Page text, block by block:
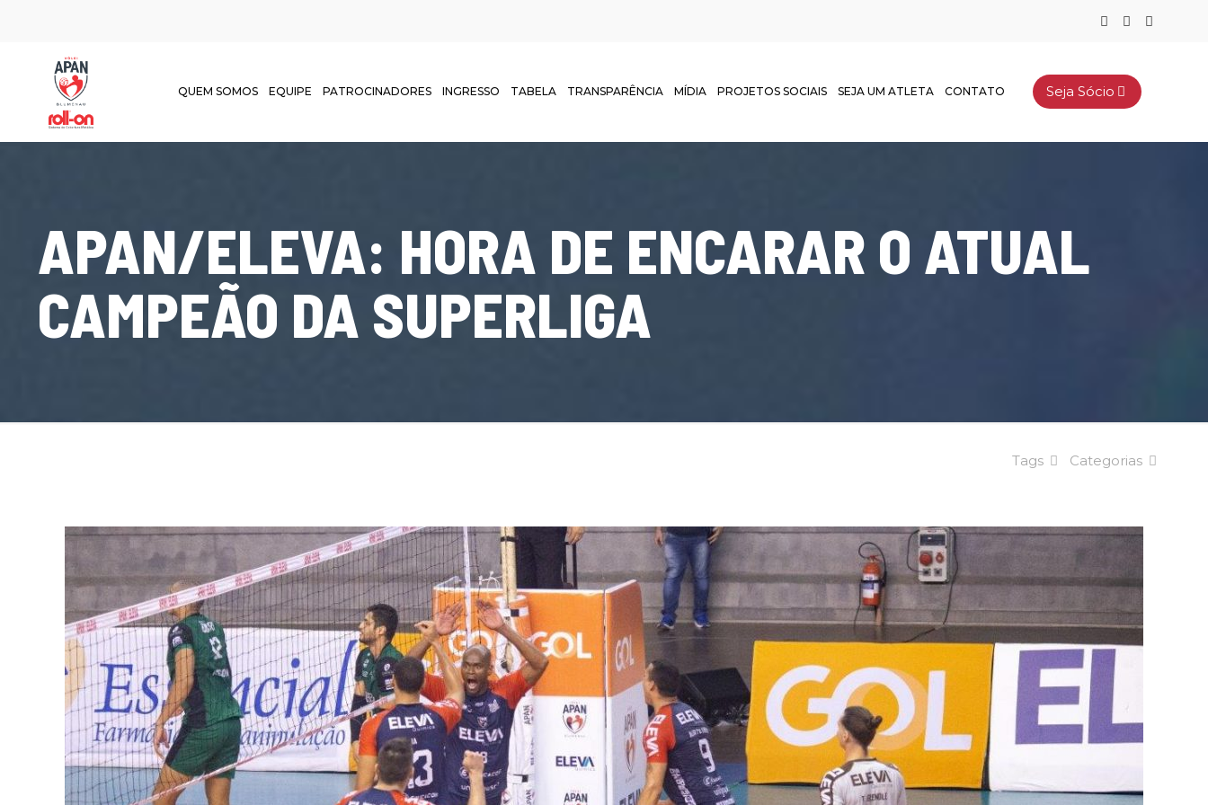
QUEM SOMOS EQUIPE PATROCINADORES INGRESSO TABELA TRANSPARÊNCIA MÍDIA PROJETOS SOCIAIS SEJA UM ATLETA CONTATO Seja Sócio
APAN/ELEVA: HORA DE ENCARAR O ATUAL
CAMPEÃO DA SUPERLIGA
Categorias
Tags